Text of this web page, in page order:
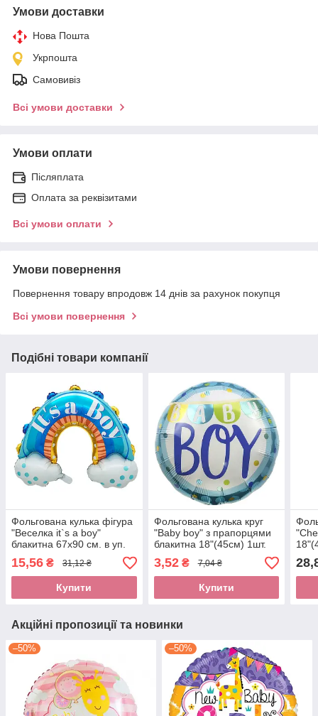
Умови доставки
Нова Пошта
Укрпошта
Самовивіз
Всі умови доставки
Умови оплати
Післяплата
Оплата за реквізитами
Всі умови оплати
Умови повернення
Повернення товару впродовж 14 днів за рахунок покупця
Всі умови повернення
Подібні товари компанії
Фольгована кулька фігура
"Веселка it`s a boy"
блакитна 67х90 см. в уп.
(1шт.)(під повітря)
15,56 ₴ 31,12 ₴
Купити
Фольгована кулька круг
"Baby boy" з прапорцями
блакитна 18"(45см) 1шт.
3,52₴ 7,04 ₴
Купити
Акційні пропозиції та новинки
–50% –50%